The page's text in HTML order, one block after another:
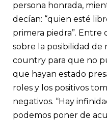
persona honrada,
decían: “quien esté
primera piedra”. Entre
sobre la posibilidad de
country para que no
que hayan estado
roles y los positivos
negativos. “Hay
podemos poner de